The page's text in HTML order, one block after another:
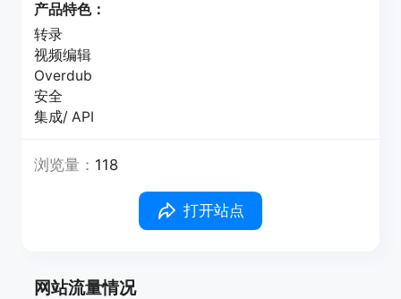
产品特色：
转录
视频编辑
Overdub
安全
集成/ API
浏览量： 118
打开站点
网站流量情况